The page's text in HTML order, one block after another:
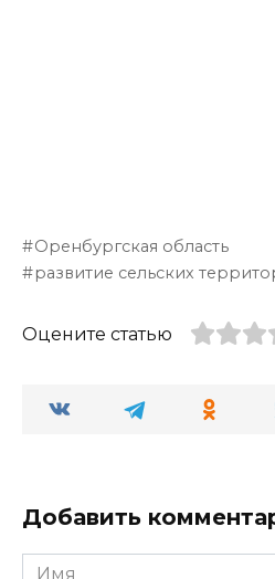
Оренбургская область
развитие сельских
Оцените статью
Добавить
Имя